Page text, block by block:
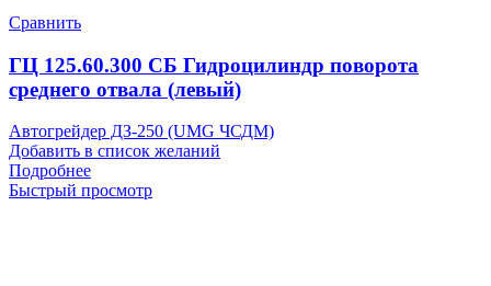
Сравнить
ГЦ 125.60.300 СБ Гидроцилиндр поворота
среднего отвала (левый)
Автогрейдер ДЗ-250 (UMG ЧСДМ)
Добавить в список желаний
Подробнее
Быстрый просмотр